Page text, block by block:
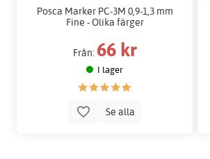
Posca Marker PC-3M 0,9-1,3 mm
Fine - Olika färger
Från: 66 kr
I lager
Se alla